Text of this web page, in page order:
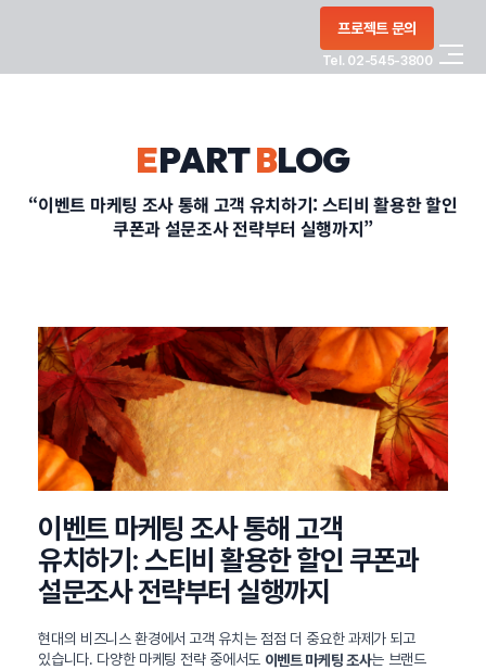
프로젝트 문의
Tel. 02-545-3800
PORTFOLIO
CONTACT
정부지원사업
EPARTBLOG
“이벤트 마케팅 조사 통해 고객 유치하기: 스티비 활용한 할인
쿠폰과 설문조사 전략부터 실행까지”
이벤트 마케팅 조사 통해 고객
유치하기: 스티비 활용한 할인 쿠폰과
설문조사 전략부터 실행까지
현대의 비즈니스 환경에서 고객 유치는 점점 더 중요한 과제가 되고
있습니다. 다양한 마케팅 전략 중에서도 이벤트 마케팅 조사는 브랜드